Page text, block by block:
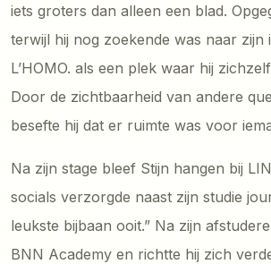
iets groters dan alleen een blad.
terwijl hij nog zoekende was naar zijn
L’HOMO. als een plek waar hij
Door de zichtbaarheid van andere
besefte hij dat er ruimte was voor
Na zijn stage bleef Stijn hangen bij
socials verzorgde naast zijn studie
leukste bijbaan ooit.” Na zijn
BNN Academy en richtte hij zich